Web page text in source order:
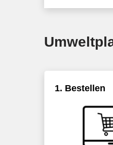
1. Bestellen